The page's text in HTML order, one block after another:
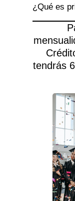
¿Qué es
tendrás